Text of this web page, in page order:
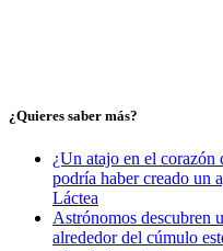
¿Quieres saber más?
¿Un atajo en el corazón
podría haber creado un
Láctea
Astrónomos descubren
alrededor del cúmulo